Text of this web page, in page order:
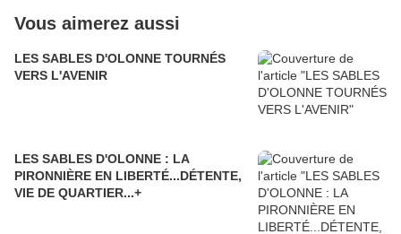
Vous aimerez aussi
LES SABLES D'OLONNE TOURNÉS
VERS L'AVENIR
LES SABLES D'OLONNE : LA
PIRONNIÈRE EN LIBERTÉ...DÉTENTE,
VIE DE QUARTIER...+